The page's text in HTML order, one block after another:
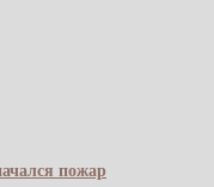
пожар